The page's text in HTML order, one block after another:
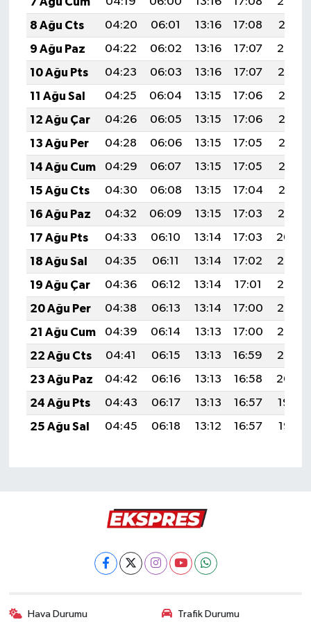
8 Ağu Cts
04:20 06:01 13:16 17:08
20:21
9 Ağu Paz
04:22 06:02 13:16 17:07
20:20
10 Ağu Pts
04:23 06:03 13:16 17:07
20:19
11 Ağu Sal
04:25 06:04 13:15 17:06
20:17
12 Ağu Çar
04:26 06:05 13:15 17:06
20:16
13 Ağu Per
04:28 06:06 13:15 17:05
20:15
14 Ağu Cum
04:29 06:07 13:15 17:05
20:13
15 Ağu Cts
04:30 06:08 13:15 17:04
20:12
16 Ağu Paz
04:32 06:09 13:15 17:03
20:10
17 Ağu Pts
04:33 06:10 13:14 17:03
20:09
18 Ağu Sal
04:35 06:11 13:14 17:02
20:08
19 Ağu Çar
04:36 06:12 13:14 17:01
20:06
20 Ağu Per
04:38 06:13 13:14 17:00
20:05
21 Ağu Cum
04:39 06:14 13:13 17:00
20:03
22 Ağu Cts
04:41 06:15 13:13 16:59
20:02
23 Ağu Paz
04:42 06:16 13:13 16:58
20:00
24 Ağu Pts
04:43 06:17 13:13 16:57
19:59
25 Ağu Sal
04:45 06:18 13:12 16:57 19:57
Hava Durumu Trafik Durumu
Türkiye
Video Galeri
Yaşam
Yemek Tarifleri